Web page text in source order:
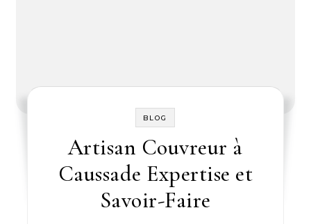
BLOG
Artisan Couvreur à
Caussade Expertise et
Savoir-Faire